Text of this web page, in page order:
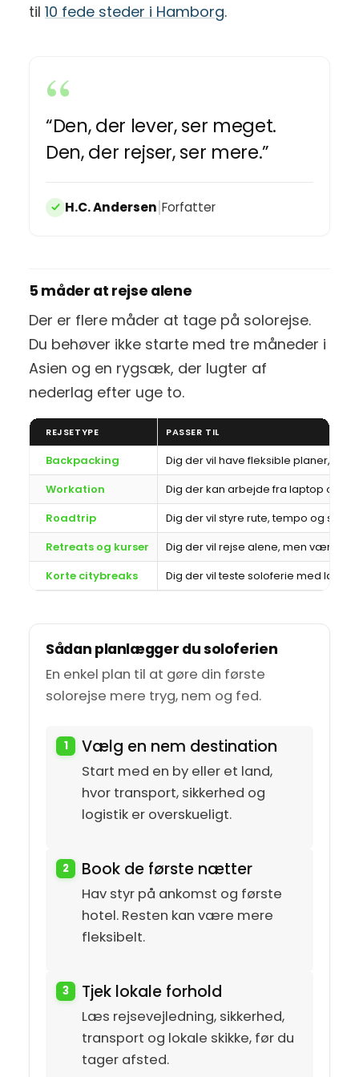
til 10 fede steder i Hamborg.
“Den, der lever, ser meget.
Den, der rejser, ser mere.”
H.C. Andersen|Forfatter
5 måder at rejse alene
Der er flere måder at tage på solorejse.
Du behøver ikke starte med tre måneder i
Asien og en rygsæk, der lugter af
nederlag efter uge to.
REJSETYPE PASSER TIL
Backpacking
Dig der vil have fleksible planer,
Workation
Dig der kan arbejde fra laptop og
Roadtrip
Dig der vil styre rute, tempo og stop
Retreats og kurser
Dig der vil rejse alene, men være
Korte citybreaks
Dig der vil teste soloferie med lav
Sådan planlægger du soloferien
En enkel plan til at gøre din første
solorejse mere tryg, nem og fed.
Vælg en nem destination
Start med en by eller et land,
hvor transport, sikkerhed og
logistik er overskueligt.
Book de første nætter
Hav styr på ankomst og første
hotel. Resten kan være mere
fleksibelt.
Tjek lokale forhold
Læs rejsevejledning, sikkerhed,
transport og lokale skikke, før du
tager afsted.